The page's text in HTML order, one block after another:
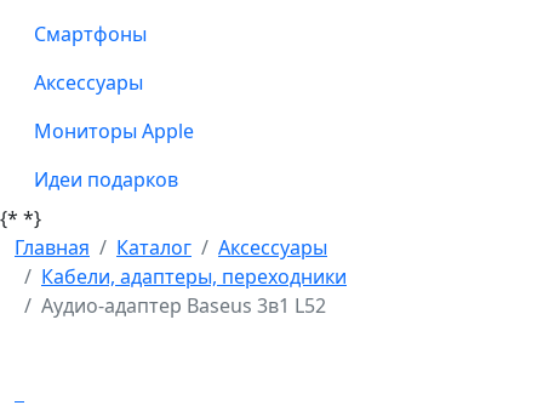
Смартфоны
Аксессуары
Мониторы Apple
Идеи подарков
{* *}
Главная
Каталог
Аксессуары
Кабели, адаптеры, переходники
Аудио-адаптер Baseus 3в1 L52